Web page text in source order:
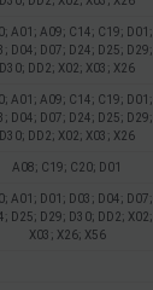
A01; A09; C14; C19; D01;
D04; D07; D24; D25; D29;
D30; DD2; X02; X03; X26
A01; A09; C14; C19; D01;
D04; D07; D24; D25; D29;
D30; DD2; X02; X03; X26
A08; C19; C20; D01
A01; D01; D03; D04; D07;
D25; D29; D30; DD2; X02;
X03; X26; X56